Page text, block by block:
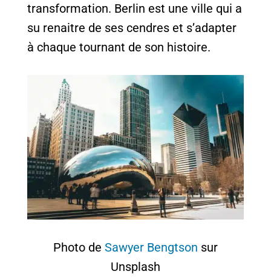
transformation. Berlin est une ville qui a
su renaitre de ses cendres et s’adapter
à chaque tournant de son histoire.
Photo de Sawyer Bengtson sur
Unsplash